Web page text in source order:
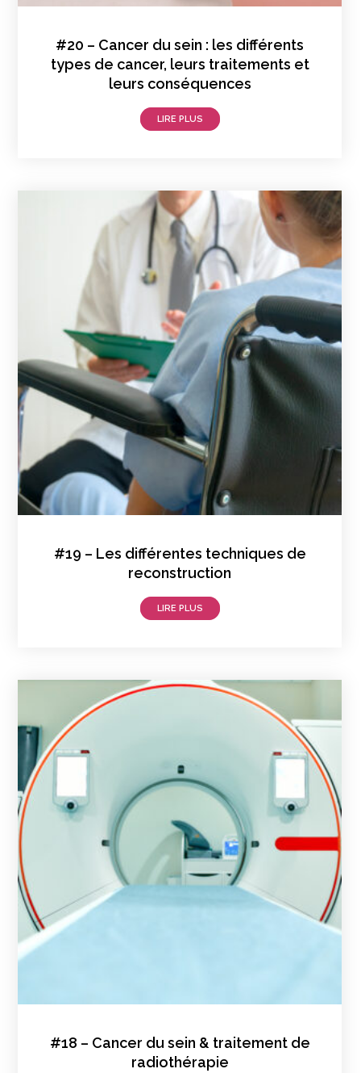
#20 – Cancer du sein : les différents
types de cancer, leurs traitements et
leurs conséquences
LIRE PLUS
#19 – Les différentes techniques de
reconstruction
LIRE PLUS
#18 – Cancer du sein & traitement de
radiothérapie